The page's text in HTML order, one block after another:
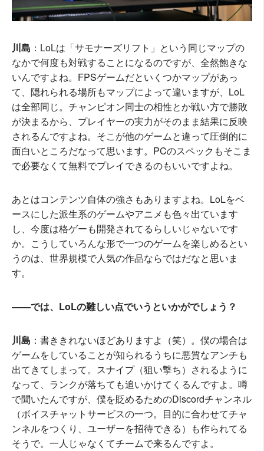
川島 ：LoLは「サモナーズリフト」という同じマップの
なかで何度も対戦することになるのですが、全然飽きな
いんですよね。FPSゲームだといくつかマップがあっ
て、隠れられる場所もマップによって違いますが、LoL
は全部同じ。チャンピオン同士の相性とか戦い方で勝敗
が決まるから、プレイヤーの実力がそのまま結果に反映
されるんですよね。そこが他のゲームと違って圧倒的に
面白いところだなって思います。PCのスペックもそこま
で必要なくて無料でプレイできるのもいいですよね。
あとはコンテンツ自体の強さもありますよね。LoLをベ
ースにした派生系のゲームやアニメも色々出ています
し、今度は格ゲーも開発されてるらしいじゃないです
か。こうしていろんな形で一つのゲームを楽しめるとい
うのは、世界規模で人気の作品ならではだなと思いま
す。
――では、LoLの難しい点でいうといかがでしょう？
川島 ：書ききれないほどありますよ（笑）。僕の場合は
ゲームをしていることが知られるうちに悪質なアンチも
出てきてしまって。スナイプ（狙い撃ち）されるように
なって、ランクが落ちても追いかけてくるんですよ。噂
で聞いたんですが、僕を貶めるためのDiscordチャンネル
（ボイスチャットサービスの一つ。目的に合わせてチャ
ンネルをつくり、ユーザーを招待できる）も作られてる
そうで。一人じゃなくてチームで来るんですよ。